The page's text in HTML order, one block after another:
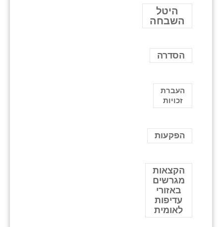
היטל
השבחה
הסדרה
העברת
זכויות
הפקעות
הקצאות
מגרשים
באזורי
עדיפות
לאומית